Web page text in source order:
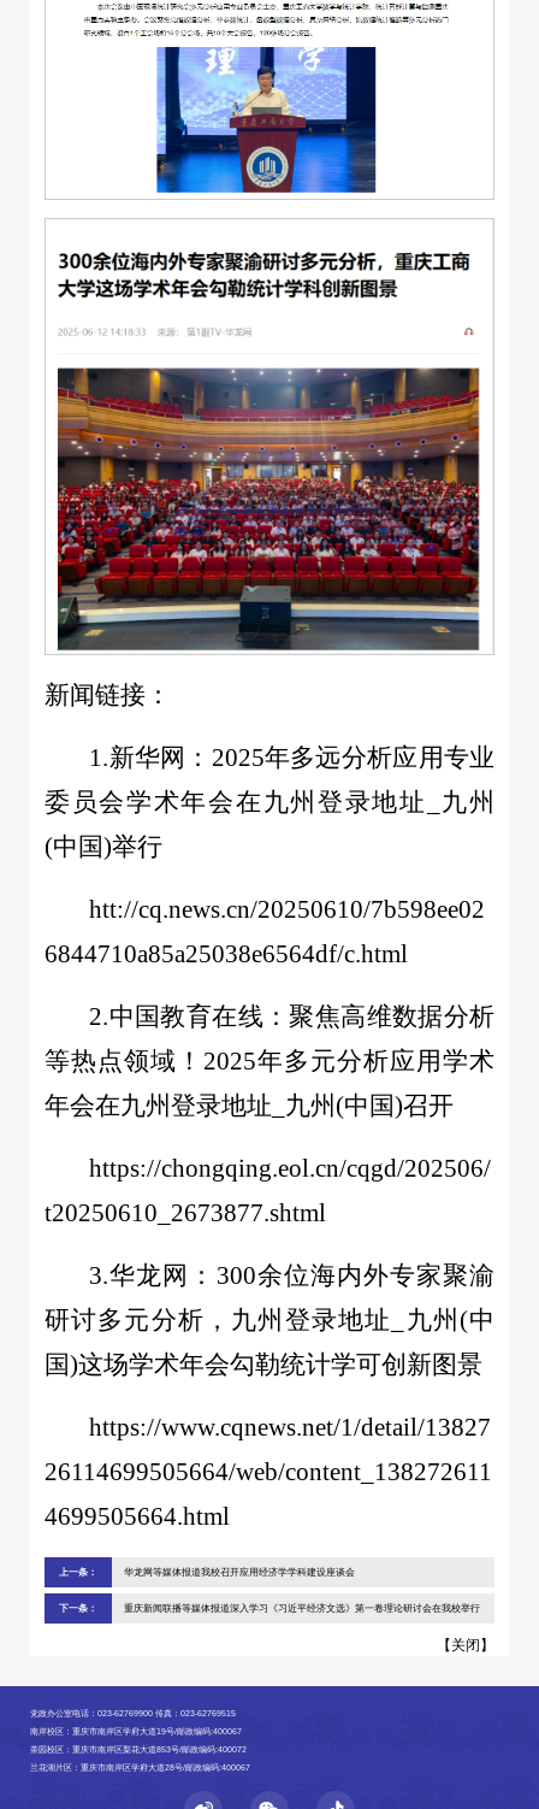
新闻链接：
1.新华网：2025年多远分析应用专业
委员会学术年会在九州登录地址_九州
(中国)举行
htt://cq.news.cn/20250610/7b598ee02
6844710a85a25038e6564df/c.html
2.中国教育在线：聚焦高维数据分析
等热点领域！2025年多元分析应用学术
年会在九州登录地址_九州(中国)召开
https://chongqing.eol.cn/cqgd/202506/
t20250610_2673877.shtml
3.华龙网：300余位海内外专家聚渝
研讨多元分析，九州登录地址_九州(中
国)这场学术年会勾勒统计学可创新图景
https://www.cqnews.net/1/detail/13827
26114699505664/web/content_138272611
4699505664.html
上一条： 华龙网等媒体报道我校召开应用经济学学科建设座谈会
下一条： 重庆新闻联播等媒体报道深入学习《习近平经济文选》第一卷理论研讨会在我校举行
【关闭】
党政办公室电话：023-62769900 传真：023-62769515
南岸校区：重庆市南岸区学府大道19号/邮政编码:400067
茶园校区：重庆市南岸区梨花大道853号/邮政编码:400072
兰花湖片区：重庆市南岸区学府大道28号/邮政编码:400067